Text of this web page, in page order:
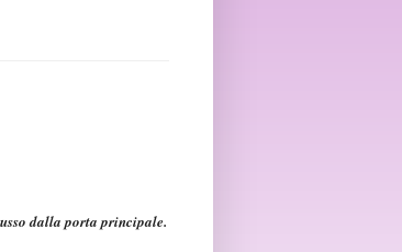
dalla porta principale.